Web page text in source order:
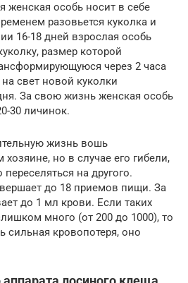
женская особь носит в себе
разовьется куколка и
16-18 дней взрослая особь
размер которой
через 2 часа
свет новой куколки
За свою жизнь женская особь
30 личинок.
жизнь вошь
хозяине, но в случае его гибели,
на другого.
до 18 приемов пищи. За
до 1 мл крови. Если таких
много (от 200 до 1000), то
сильная кровопотеря, оно